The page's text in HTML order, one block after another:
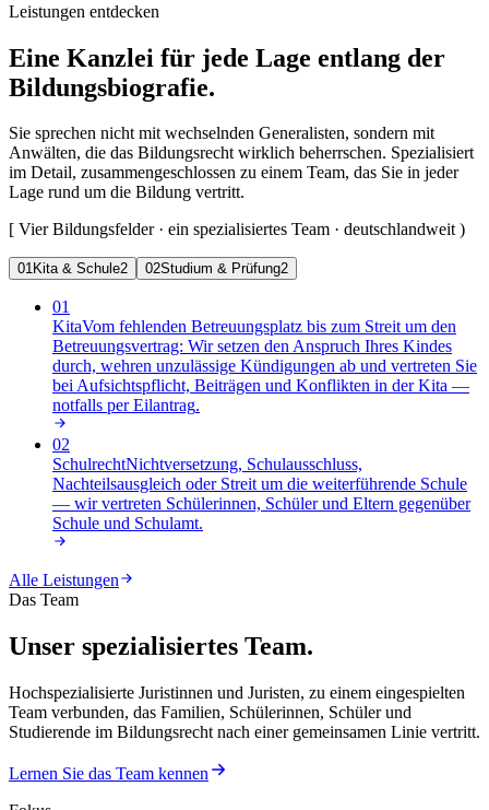
Leistungen entdecken
Eine Kanzlei für jede Lage entlang der
Bildungsbiografie.
Sie sprechen nicht mit wechselnden Generalisten, sondern mit
Anwälten, die das Bildungsrecht wirklich beherrschen. Spezialisiert
im Detail, zusammengeschlossen zu einem Team, das Sie in jeder
Lage rund um die Bildung vertritt.
[ Vier Bildungsfelder · ein spezialisiertes Team · deutschlandweit)
01Kita & Schule2 02Studium & Prüfung2
01
KitaVom fehlenden Betreuungsplatz bis zum Streit um den
Betreuungsvertrag: Wir setzen den Anspruch Ihres Kindes
durch, wehren unzulässige Kündigungen ab und vertreten Sie
bei Aufsichtspflicht, Beiträgen und Konflikten in der Kita —
notfalls per Eilantrag.
02
SchulrechtNichtversetzung, Schulausschluss,
Nachteilsausgleich oder Streit um die weiterführende Schule
— wir vertreten Schülerinnen, Schüler und Eltern gegenüber
Schule und Schulamt.
Alle Leistungen
Das Team
Unser spezialisiertes Team.
Hochspezialisierte Juristinnen und Juristen, zu einem eingespielten
Team verbunden, das Familien, Schülerinnen, Schüler und
Studierende im Bildungsrecht nach einer gemeinsamen Linie vertritt.
Lernen Sie das Team kennen